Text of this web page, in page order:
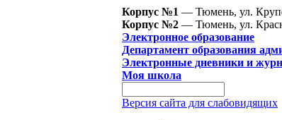
Корпус №1 — Тюмень, ул.
Корпус №2 — Тюмень, ул.
Электронное образование
Департамент образования
Электронные дневники и
Моя школа
Версия сайта для слабовидящих